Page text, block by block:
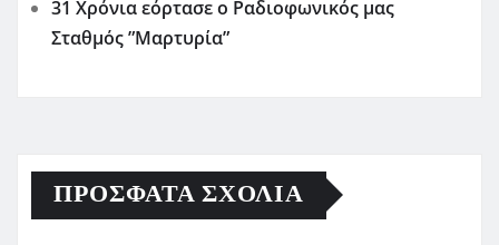
31 Χρόνια εόρτασε ο Ραδιοφωνικός μας
Σταθμός ”Μαρτυρία”
ΠΡΌΣΦΑΤΑ ΣΧΌΛΙΑ